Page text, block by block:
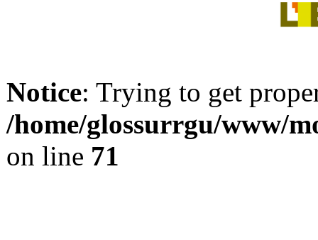
Notice: Trying to get
/home/glossurrgu/www/
on line 71